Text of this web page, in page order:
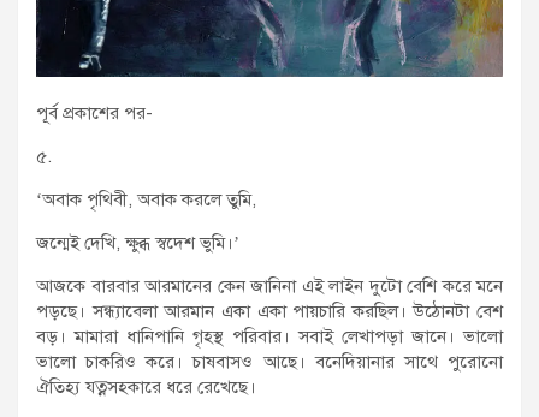
পূর্ব প্রকাশের পর-
৫.
‘অবাক পৃথিবী, অবাক করলে তুমি,
জন্মেই দেখি, ক্ষুব্ধ স্বদেশ ভুমি।’
আজকে বারবার আরমানের কেন জানিনা এই লাইন দুটো বেশি করে মনে
পড়ছে। সন্ধ্যাবেলা আরমান একা একা পায়চারি করছিল। উঠোনটা বেশ
বড়। মামারা ধানিপানি গৃহস্থ পরিবার। সবাই লেখাপড়া জানে। ভালো
ভালো চাকরিও করে। চাষবাসও আছে। বনেদিয়ানার সাথে পুরোনো
ঐতিহ্য যত্নসহকারে ধরে রেখেছে।